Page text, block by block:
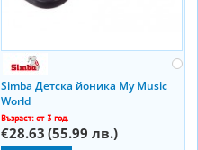
Simba Детска йоника My Music
World
Възраст: от 3 год.
€28.63 (55.99 лв.)